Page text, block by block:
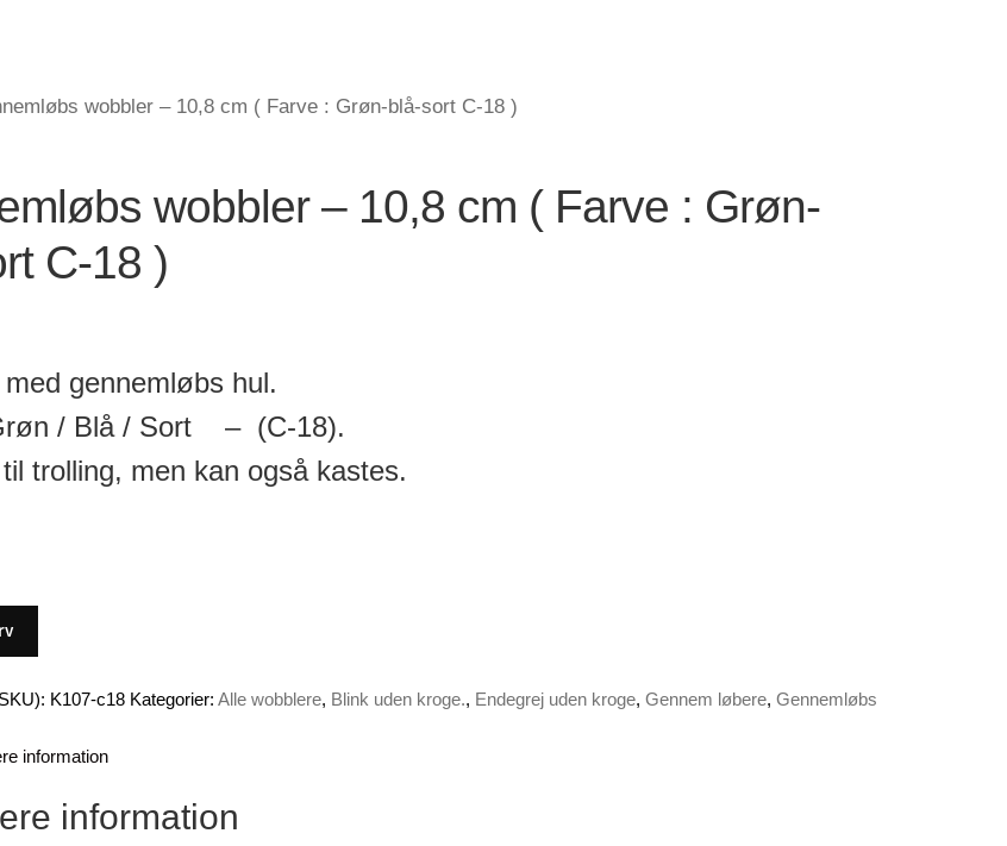
wobbler – 10,8 cm ( Farve : Grøn-blå-sort C-18 )
wobbler – 10,8 cm ( Farve : Grøn-
C-18 )
gennemløbs hul.
/ Blå / Sort – (C-18).
trolling, men kan også kastes.
K107-c18 Kategorier: Alle wobblere, Blink uden kroge., Endegrej uden kroge, Gennem løbere, Gennemløbs
information
information